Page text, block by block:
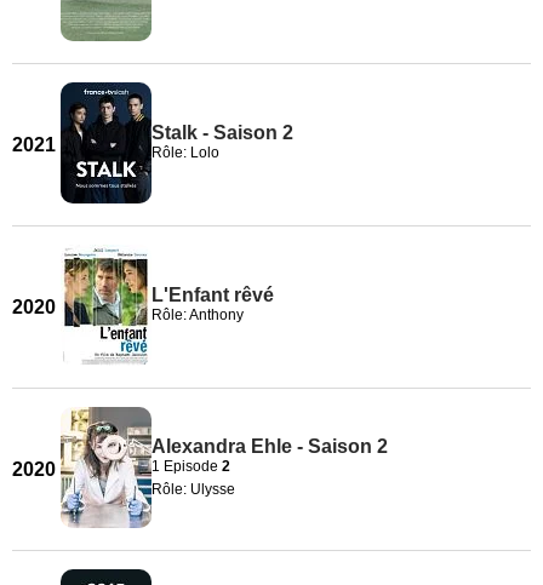
2021
Stalk - Saison 2
Rôle: Lolo
2020
L'Enfant rêvé
Rôle: Anthony
2020
Alexandra Ehle - Saison 2
1 Episode 2
Rôle: Ulysse